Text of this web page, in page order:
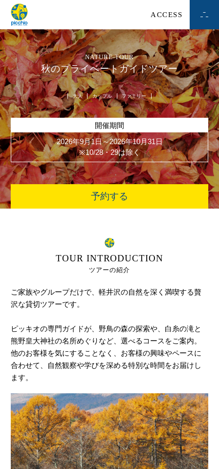
ACCESS
NATURE TOUR
秋のプライベートガイドツアー
大人 カップル ファミリー
開催期間
2026年9月1日～2026年10月31日
※10/28・29は除く
予約する
TOUR INTRODUCTION
ツアーの紹介
ご家族やグループだけで、軽井沢の自然を深く満喫する贅
沢な貸切ツアーです。
ピッキオの専門ガイドが、野鳥の森の探索や、白糸の滝と
熊野皇大神社の名所めぐりなど、選べるコースをご案内。
他のお客様を気にすることなく、お客様の興味やペースに
合わせて、自然観察や学びを深める特別な時間をお届けし
ます。